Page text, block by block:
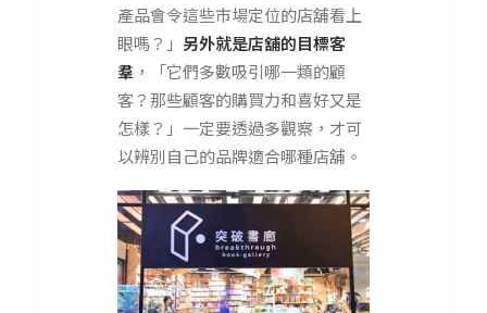
產品會令這些市場定位的店舖看上
眼嗎？」 另外就是店舖的目標客
羣 ，「它們多數吸引哪一類的顧
客？那些顧客的購買力和喜好又是
怎樣？」一定要透過多觀察，才可
以辨別自己的品牌適合哪種店舖。